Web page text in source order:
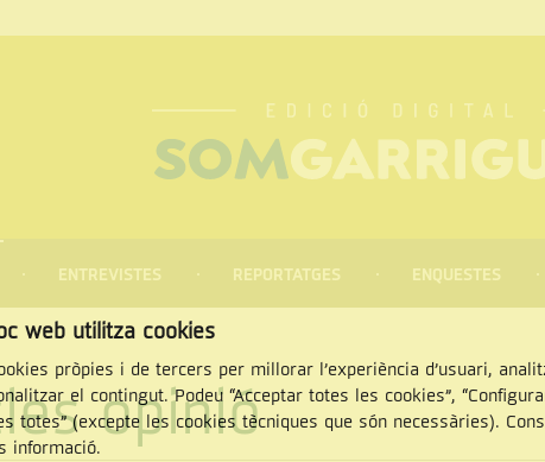
ENTREVISTES REPORTATGES ENQUESTES
opinió
web utilitza cookies
pròpies i de tercers per millorar l’experiència d’usuari,
el contingut. Podeu “Acceptar totes les cookies”,
totes” (excepte les cookies tècniques que són necessàries).
informació.